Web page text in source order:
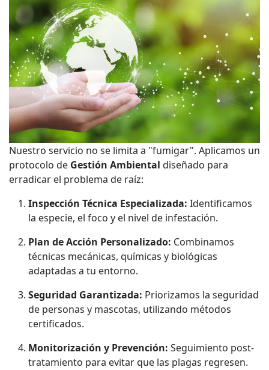
Nuestro servicio no se limita a "fumigar". Aplicamos un
protocolo de Gestión Ambiental diseñado para
erradicar el problema de raíz:
Inspección Técnica Especializada: Identificamos
la especie, el foco y el nivel de infestación.
Plan de Acción Personalizado: Combinamos
técnicas mecánicas, químicas y biológicas
adaptadas a tu entorno.
Seguridad Garantizada: Priorizamos la seguridad
de personas y mascotas, utilizando métodos
certificados.
Monitorización y Prevención: Seguimiento post-
tratamiento para evitar que las plagas regresen.